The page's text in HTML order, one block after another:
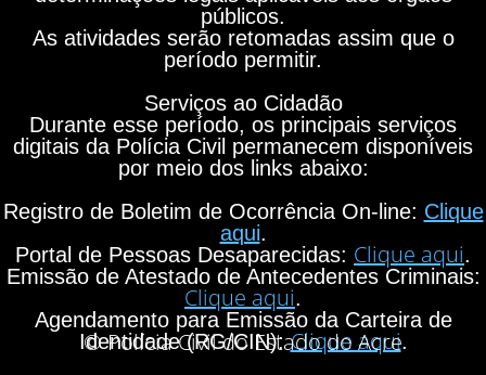
públicos.
As atividades serão retomadas assim que o
período permitir.
Serviços ao Cidadão
Durante esse período, os principais serviços
digitais da Polícia Civil permanecem disponíveis
por meio dos links abaixo:
Registro de Boletim de Ocorrência On-line: Clique
aqui.
Portal de Pessoas Desaparecidas: Clique aqui.
Emissão de Atestado de Antecedentes Criminais:
Clique aqui.
Agendamento para Emissão da Carteira de
Identidade (RG/CIN):Clique aqui.
© Polícia Civil do Estado do Acre